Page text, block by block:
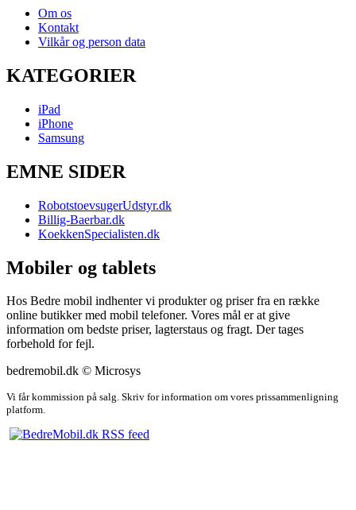
Om os
Kontakt
Vilkår og person data
KATEGORIER
iPad
iPhone
Samsung
EMNE SIDER
RobotstoevsugerUdstyr.dk
Billig-Baerbar.dk
KoekkenSpecialisten.dk
Mobiler og tablets
Hos Bedre mobil indhenter vi produkter og priser fra en række
online butikker med mobil telefoner. Vores mål er at give
information om bedste priser, lagterstaus og fragt. Der tages
forbehold for fejl.
bedremobil.dk © Microsys
Vi får kommission på salg. Skriv for information om vores prissammenligning
platform.